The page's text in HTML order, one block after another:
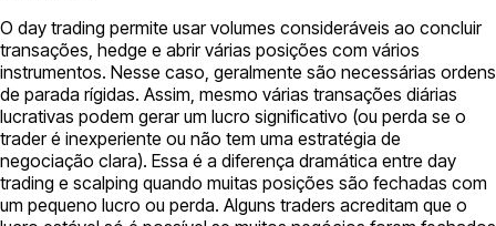
O day trading permite usar volumes consideráveis ​​ao concluir
transações, hedge e abrir várias posições com vários
instrumentos. Nesse caso, geralmente são necessárias ordens
de parada rígidas. Assim, mesmo várias transações diárias
lucrativas podem gerar um lucro significativo (ou perda se o
trader é inexperiente ou não tem uma estratégia de
negociação clara). Essa é a diferença dramática entre day
trading e scalping quando muitas posições são fechadas com
um pequeno lucro ou perda. Alguns traders acreditam que o